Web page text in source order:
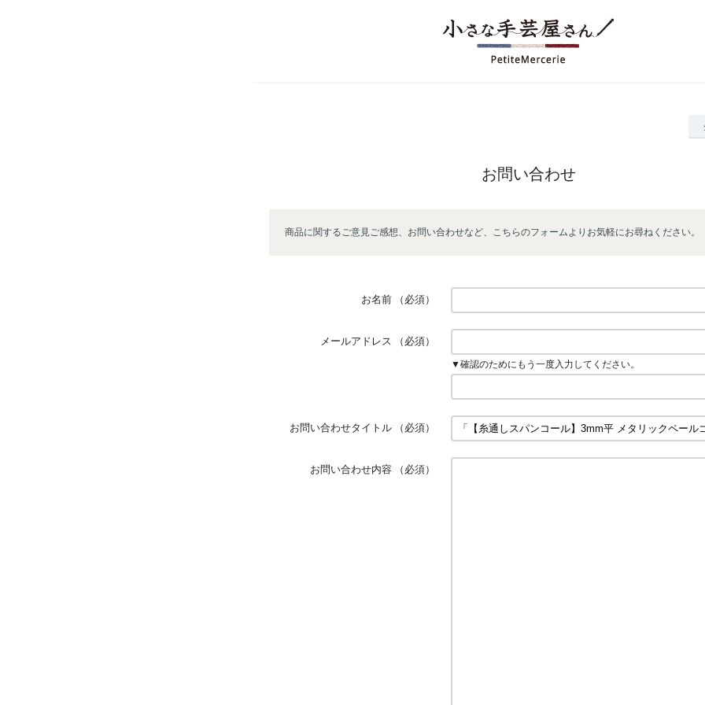
お問い合わせ
商品に関するご意見ご感想、お問い合わせなど、こちらのフォームよりお気軽にお尋ねください。
お名前 （必須）
メールアドレス （必須）
▼確認のためにもう一度入力してください。
お問い合わせタイトル （必須）
お問い合わせ内容 （必須）